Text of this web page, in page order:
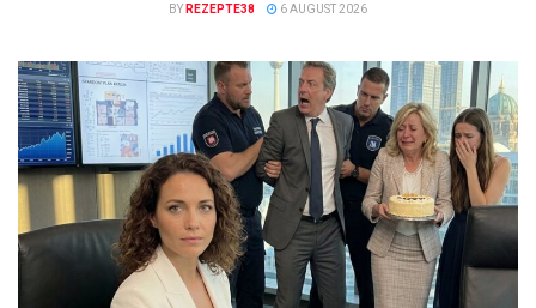
BY REZEPTE38 6 AUGUST 2026